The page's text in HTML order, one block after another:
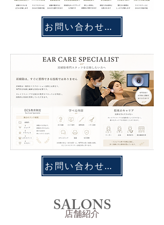
お問い合わせ・応募フォーム
お問い合わせ・応募フォーム
SALONS
店舗紹介